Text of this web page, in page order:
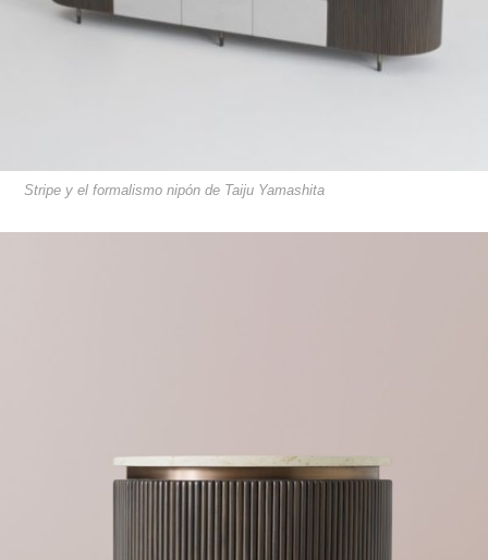
Stripe y el formalismo nipón de Taiju Yamashita